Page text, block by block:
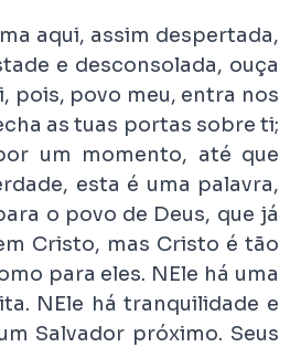
aqui, assim despertada,
e desconsolada, ouça
pois, povo meu, entra nos
as tuas portas sobre ti;
um momento, até que
esta é uma palavra,
o povo de Deus, que já
Cristo, mas Cristo é tão
para eles. NEle há uma
NEle há tranquilidade e
Salvador próximo. Seus